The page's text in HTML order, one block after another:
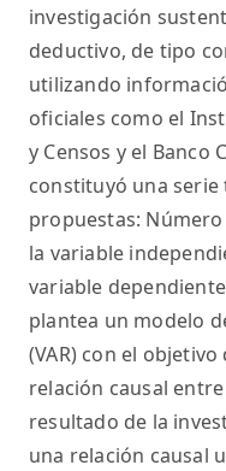
investigación
deductivo, de tipo
utilizando
oficiales como el
y Censos y el Banco
constituyó una
propuestas:
la variable
variable
plantea un modelo
(VAR) con el
relación causal
resultado de la
una relación causal